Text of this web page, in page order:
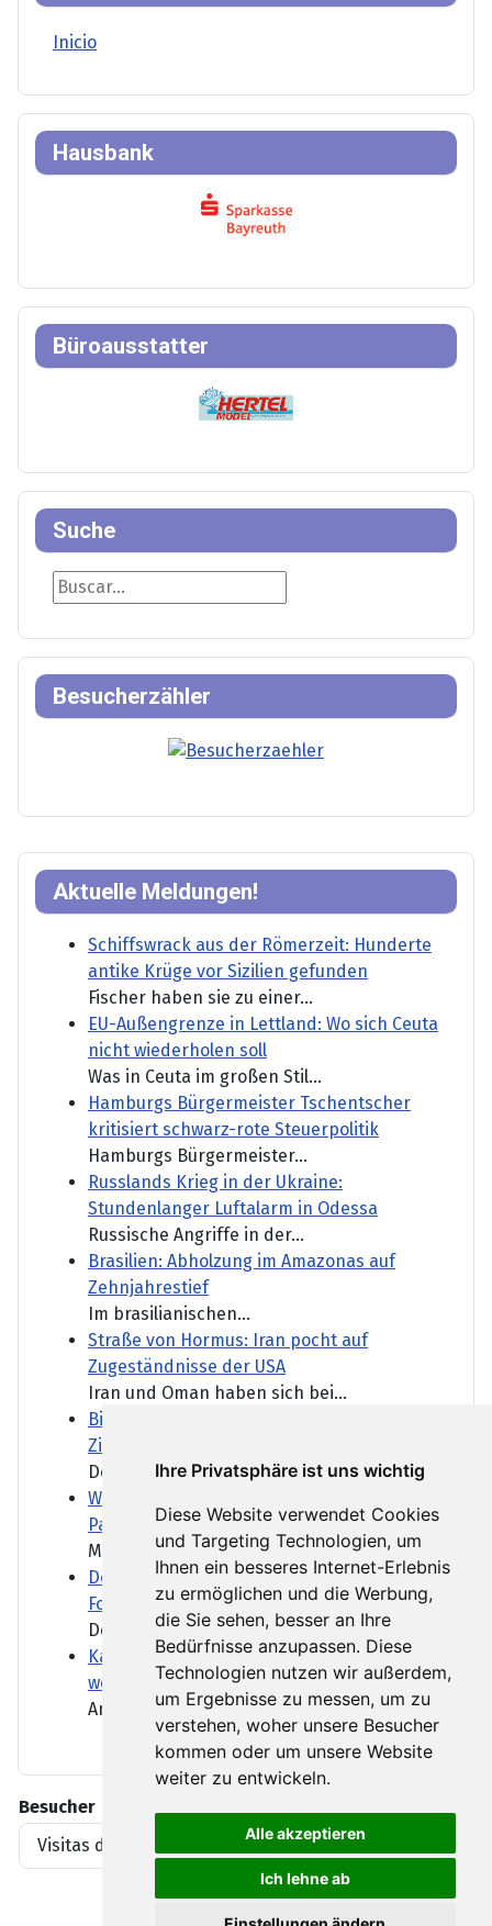
Ihre Privatsphäre ist uns wichtig
Diese Website verwendet Cookies
und Targeting Technologien, um
Ihnen ein besseres Internet-Erlebnis
zu ermöglichen und die Werbung,
die Sie sehen, besser an Ihre
Bedürfnisse anzupassen. Diese
Technologien nutzen wir außerdem,
um Ergebnisse zu messen, um zu
verstehen, woher unsere Besucher
kommen oder um unsere Website
weiter zu entwickeln.
Alle akzeptieren
Ich lehne ab
Aktuelle Meldungen!
Schiffswrack aus der Römerzeit: Hunderte
antike Krüge vor Sizilien gefunden
Fischer haben sie zu einer...
EU-Außengrenze in Lettland: Wo sich Ceuta
nicht wiederholen soll
Was in Ceuta im großen Stil...
Hamburgs Bürgermeister Tschentscher
kritisiert schwarz-rote Steuerpolitik
Hamburgs Bürgermeister...
Russlands Krieg in der Ukraine:
Stundenlanger Luftalarm in Odessa
Russische Angriffe in der...
Brasilien: Abholzung im Amazonas auf
Zehnjahrestief
Im brasilianischen...
Straße von Hormus: Iran pocht auf
Zugeständnisse der USA
Iran und Oman haben sich bei...
Bilger will Gehälter von Bahnmanagern an
Ziele knüpfen
Der neue Verkehrsminister...
Wie sich Krankenhäuser auf Demenz-
Patienten einstellen
Menschen mit Demenz brauchen...
Dobrindt will nach Drohnen-Vorfall
Forschung ausbauen
Der Fund am Flughafen...
Kanadische Provinz British Columbia ruft
wegen Waldbränden Notstand aus
Angefacht durch starke Winde...
Inicio
Hausbank
Büroausstatter
Suche
Suche
Besucherzähler
Besucher
Visitas del artículo